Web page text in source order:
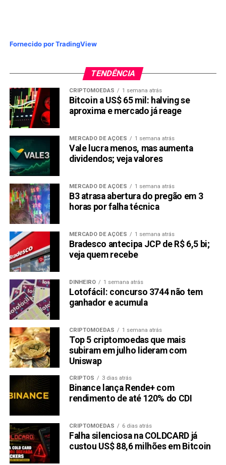
MEI: fique atento para a exclusão ou a alteração da
Fornecido por TradingView
TENDÊNCIA
CRIPTOMOEDAS 1 semana atrás
Bitcoin a US$ 65 mil: halving se
aproxima e mercado já reage
MERCADO DE AÇÕES 1 semana atrás
Vale lucra menos, mas aumenta
dividendos; veja valores
MERCADO DE AÇÕES 1 semana atrás
B3 atrasa abertura do pregão em 3
horas por falha técnica
MERCADO DE AÇÕES 1 semana atrás
Bradesco antecipa JCP de R$ 6,5 bi;
veja quem recebe
DINHEIRO 1 semana atrás
Lotofácil: concurso 3744 não tem
ganhador e acumula
CRIPTOMOEDAS 1 semana atrás
Top 5 criptomoedas que mais
subiram em julho lideram com
Uniswap
CRIPTOS 3 dias atrás
Binance lança Rende+ com
rendimento de até 120% do CDI
CRIPTOMOEDAS 6 dias atrás
Falha silenciosa na COLDCARD já
custou US$ 88,6 milhões em Bitcoin